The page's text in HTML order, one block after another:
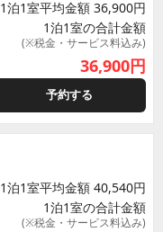
1泊1室平均金額 36,900円
1泊1室の合計金額
(※税金・サービス料込み)
36,900円
予約する
1泊1室平均金額 40,540円
1泊1室の合計金額
(※税金・サービス料込み)